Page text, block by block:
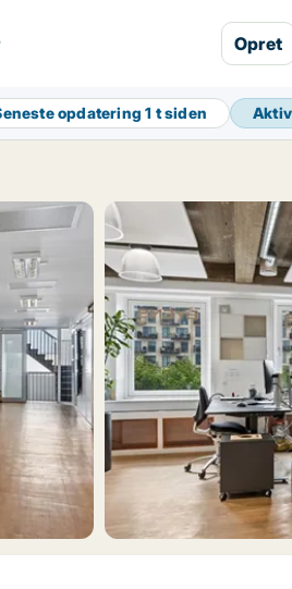
Opret
opdatering1 t siden